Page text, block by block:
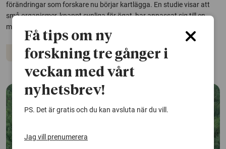
förändringar som forskare nu börjar kartlägga. En studie visar att
små organismer, knappt synliga för ögat, har anpassat sig till en
mycket speciell miljö.
Vatten Djur
Få tips om ny
forskning tre gånger i
veckan med vårt
nyhetsbrev!
PS. Det är gratis och du kan avsluta när du vill.
Jag vill prenumerera